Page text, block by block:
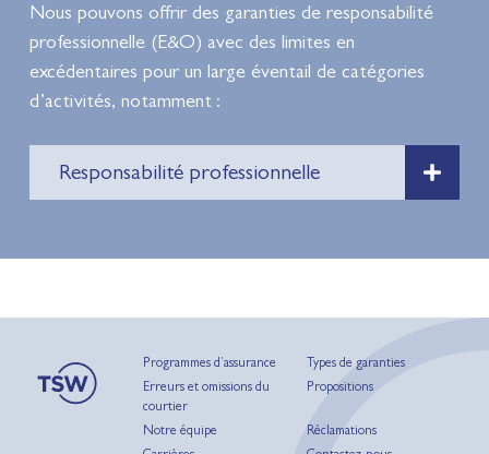
Nous pouvons offrir des garanties de responsabilité
professionnelle (E&O) avec des limites en
excédentaires pour un large éventail de catégories
d’activités, notamment :
Responsabilité professionnelle
Programmes d’assurance
Types de garanties
Erreurs et omissions du
courtier
Propositions
Notre équipe
Réclamations